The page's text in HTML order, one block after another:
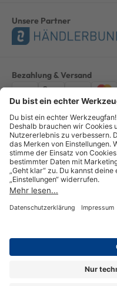
Unsere Partner
Bezahlung & Versand
ImpressumAGB
Alle Preise verstehen sich inkl.
Deutschlands, bei
© Copyright 2026 GOTOOLS